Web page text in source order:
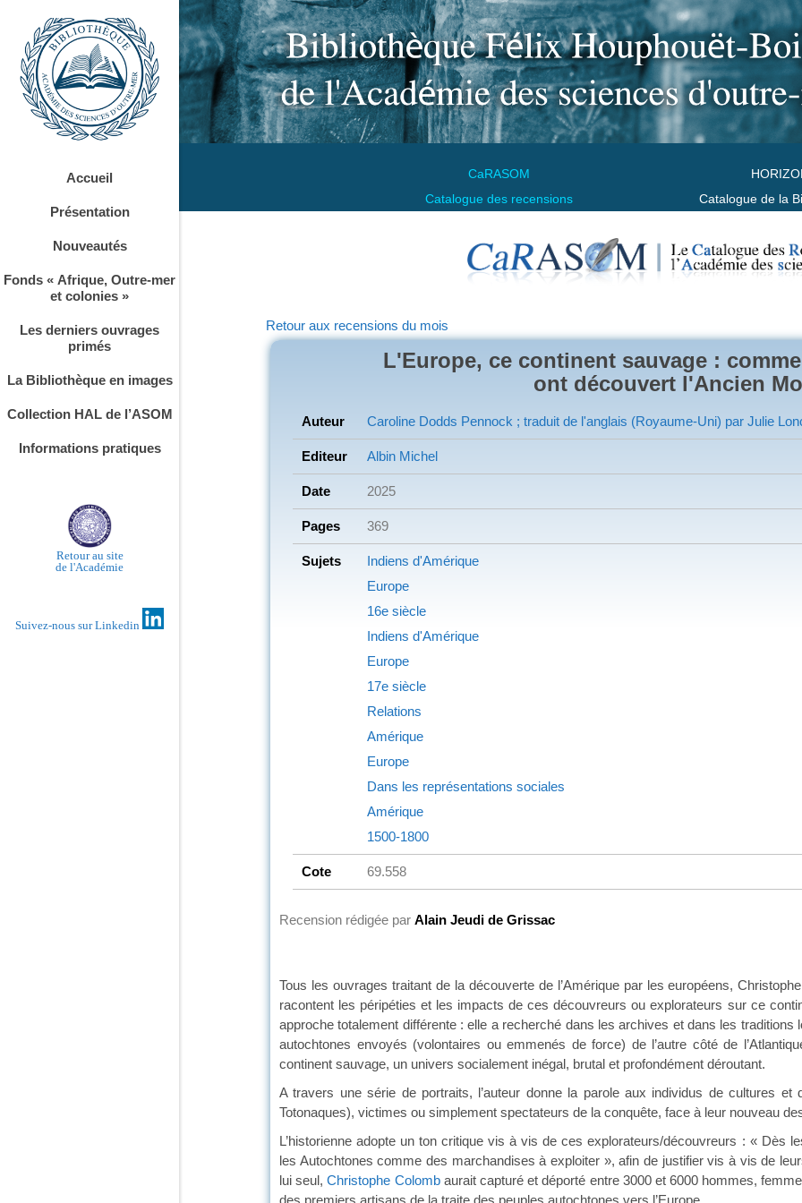
CaRASOM
Catalogue des recensions
Catalogue de la
Accueil
Présentation
Nouveautés
Fonds « Afrique, Outre-mer
et colonies »
Les derniers ouvrages
primés
La Bibliothèque en images
Collection HAL de l’ASOM
Informations pratiques
Retour au site
de l'Académie
Suivez-nous sur Linkedin
Retour aux recensions du mois
L'Europe, ce continent sauvage :
ont découvert l'Ancien
Auteur Caroline Dodds Pennock ; traduit de l'anglais (Royaume-Uni) par Julie
Editeur Albin Michel
Date 2025
Pages 369
Sujets
Indiens d'Amérique
Europe
16e siècle
Indiens d'Amérique
Europe
17e siècle
Relations
Amérique
Europe
Dans les représentations sociales
Amérique
1500-1800
Cote 69.558
Recension rédigée par Alain Jeudi de Grissac
Tous les ouvrages traitant de la découverte de l’Amérique par les européens,
racontent les péripéties et les impacts de ces découvreurs ou explorateurs sur ce
approche totalement différente : elle a recherché dans les archives et dans les
autochtones envoyés (volontaires ou emmenés de force) de l’autre côté de
continent sauvage, un univers socialement inégal, brutal et profondément déroutant.
A travers une série de portraits, l’auteur donne la parole aux individus de cultures et
Totonaques), victimes ou simplement spectateurs de la conquête, face à leur nouveau
L’historienne adopte un ton critique vis à vis de ces explorateurs/découvreurs : « Dès
les Autochtones comme des marchandises à exploiter », afin de justifier vis à vis de
lui seul,Christophe Colombaurait capturé et déporté entre 3000 et 6000 hommes,
des premiers artisans de la traite des peuples autochtones vers l’Europe.